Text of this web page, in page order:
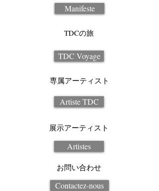
Manifeste
TDCの旅
TDC Voyage
専属アーティスト
Artiste TDC
展示アーティスト
Artistes
お問い合わせ
Contactez-nous